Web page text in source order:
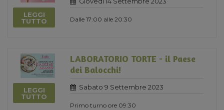
LEGGI
TUTTO
Dalle 17:00 alle 20:30
LEGGI
TUTTO
LABORATORIO TORTE - il Paese
dei Balocchi!
Sabato 9 Settembre 2023
Primo turno ore 09:30